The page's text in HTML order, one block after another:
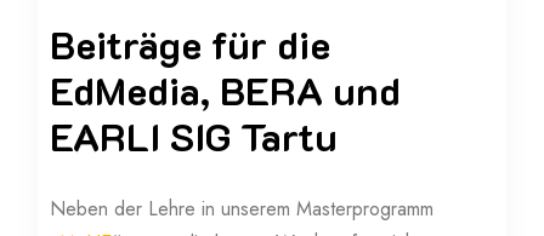
Beiträge für die
EdMedia, BERA und
EARLI SIG Tartu
Neben der Lehre in unserem Masterprogramm